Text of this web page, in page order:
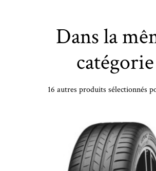
Dans la
catégorie
16 autres produits sélectionnés